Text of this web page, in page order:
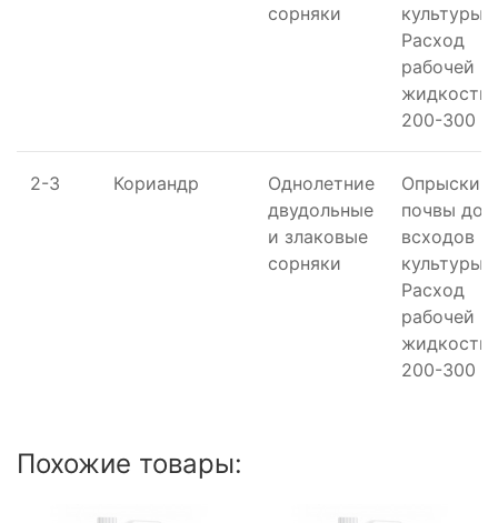
сорняки
культуры.
Расход
рабочей
жидкости
200-300
2-3 Кориандр
Однолетние
двудольные
и злаковые
сорняки
почвы до
всходов
культуры.
Расход
рабочей
жидкости
200-300
Похожие товары: